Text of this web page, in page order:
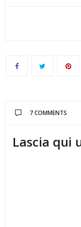
7 COMMENTS
HA
面白い!
Lascia qui